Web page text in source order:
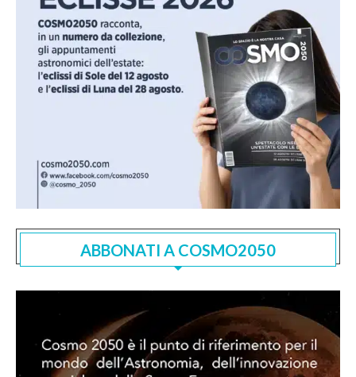
ABBONATI A COSMO2050